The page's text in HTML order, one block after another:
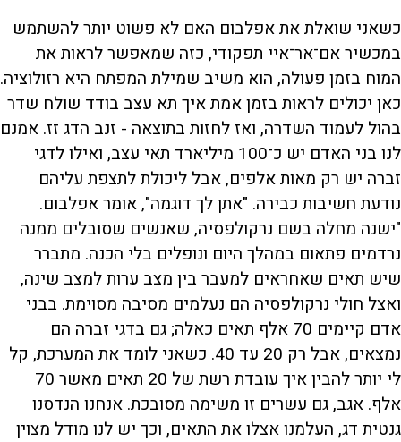
כשאני שואלת את אפלבום האם לא פשוט יותר להשתמש
במכשיר אם־אר־איי תפקודי, כזה שמאפשר לראות את
המוח בזמן פעולה, הוא משיב שמילת המפתח היא רזולוציה.
כאן יכולים לראות בזמן אמת איך תא עצב בודד שולח שדר
בהול לעמוד השדרה, ואז לחזות בתוצאה - זנב הדג זז. אמנם
לנו בני האדם יש כ־100 מיליארד תאי עצב, ואילו לדגי
זברה יש רק מאות אלפים, אבל ליכולת לתצפת עליהם
נודעת חשיבות כבירה. "אתן לך דוגמה", אומר אפלבום.
"ישנה מחלה בשם נרקולפסיה, שאנשים שסובלים ממנה
נרדמים פתאום במהלך היום ונופלים בלי הכנה. מתברר
שיש תאים שאחראים למעבר בין מצב ערות למצב שינה,
ואצל חולי נרקולפסיה הם נעלמים מסיבה מסוימת. בבני
אדם קיימים 70 אלף תאים כאלה; גם בדגי זברה הם
נמצאים, אבל רק 20 עד 40. כשאני לומד את המערכת, קל
לי יותר להבין איך עובדת רשת של 20 תאים מאשר 70
אלף. אגב, גם עשרים זו משימה מסובכת. אנחנו הנדסנו
גנטית דג, העלמנו אצלו את התאים, וכך יש לנו מודל מצוין